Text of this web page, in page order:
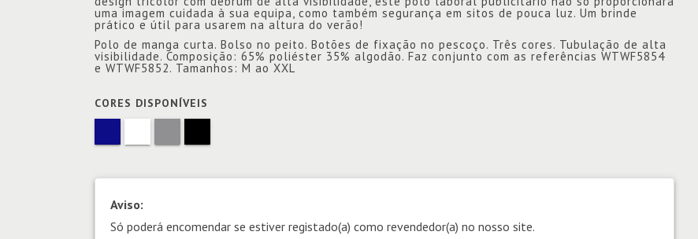
uma imagem cuidada à sua equipa, como também segurança em sitos de pouca luz. Um brinde
prático e útil para usarem na altura do verão!
Polo de manga curta. Bolso no peito. Botões de fixação no pescoço. Três cores. Tubulação de alta
visibilidade. Composição: 65% poliéster 35% algodão. Faz conjunto com as referências WTWF5854
e WTWF5852. Tamanhos: M ao XXL
CORES DISPONÍVEIS
Aviso:
Só poderá encomendar se estiver registado(a) como revendedor(a) no nosso site.